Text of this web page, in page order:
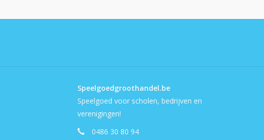
Speelgoedgroothandel.be
Speelgoed voor scholen, bedrijven en
verenigingen!
0486 30 80 94